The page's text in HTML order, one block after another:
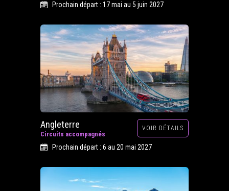
Prochain départ : 17 mai au 5 juin 2027
Angleterre
Circuits accompagnés
VOIR DÉTAILS
Prochain départ : 6 au 20 mai 2027